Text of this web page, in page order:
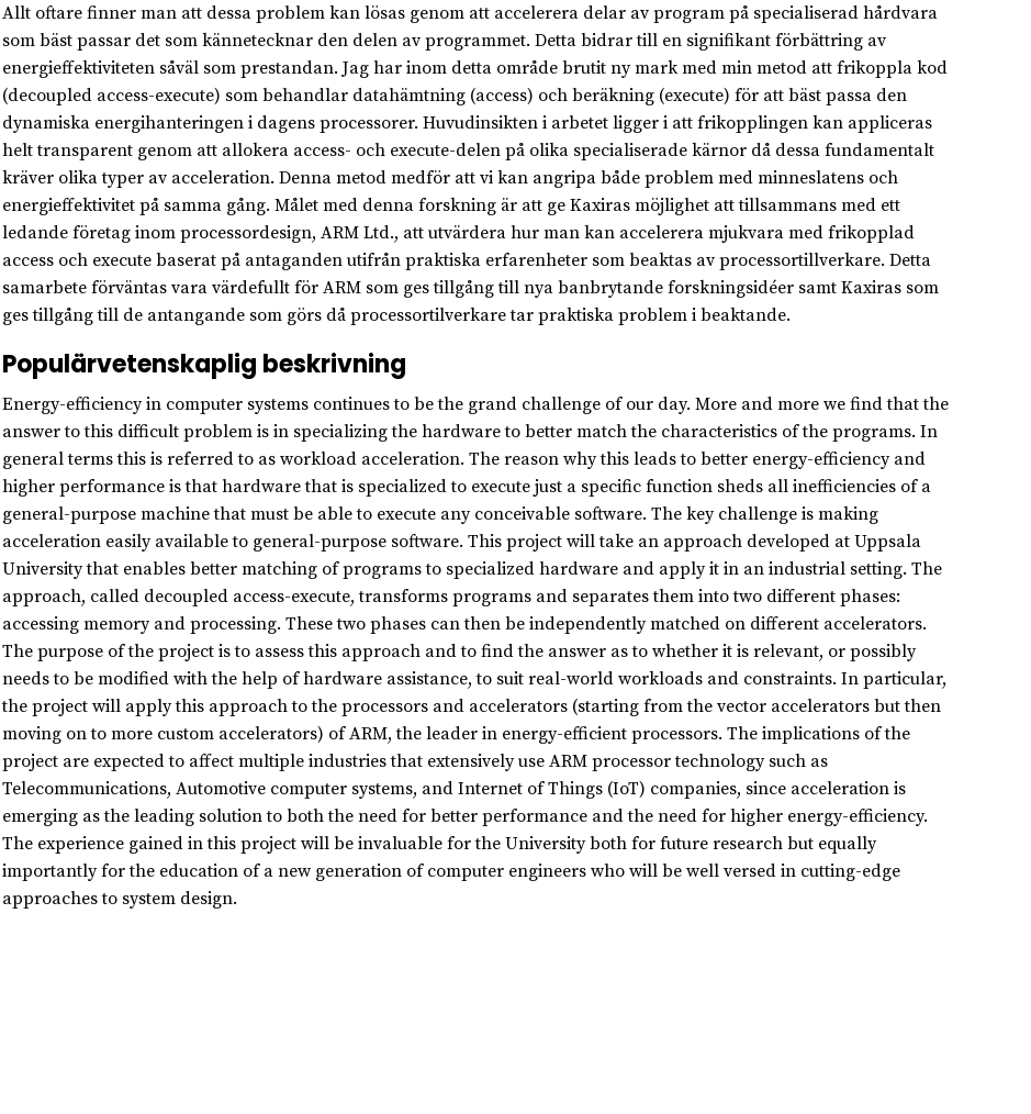
Allt oftare finner man att dessa problem kan lösas genom att accelerera delar av program på specialiserad hårdvara
som bäst passar det som kännetecknar den delen av programmet. Detta bidrar till en signifikant förbättring av
energieffektiviteten såväl som prestandan. Jag har inom detta område brutit ny mark med min metod att frikoppla kod
(decoupled access-execute) som behandlar datahämtning (access) och beräkning (execute) för att bäst passa den
dynamiska energihanteringen i dagens processorer. Huvudinsikten i arbetet ligger i att frikopplingen kan appliceras
helt transparent genom att allokera access- och execute-delen på olika specialiserade kärnor då dessa fundamentalt
kräver olika typer av acceleration. Denna metod medför att vi kan angripa både problem med minneslatens och
energieffektivitet på samma gång. Målet med denna forskning är att ge Kaxiras möjlighet att tillsammans med ett
ledande företag inom processordesign, ARM Ltd., att utvärdera hur man kan accelerera mjukvara med frikopplad
access och execute baserat på antaganden utifrån praktiska erfarenheter som beaktas av processortillverkare. Detta
samarbete förväntas vara värdefullt för ARM som ges tillgång till nya banbrytande forskningsidéer samt Kaxiras som
ges tillgång till de antangande som görs då processortilverkare tar praktiska problem i beaktande.
Populärvetenskaplig beskrivning
Energy-efficiency in computer systems continues to be the grand challenge of our day. More and more we find that the
answer to this difficult problem is in specializing the hardware to better match the characteristics of the programs. In
general terms this is referred to as workload acceleration. The reason why this leads to better energy-efficiency and
higher performance is that hardware that is specialized to execute just a specific function sheds all inefficiencies of a
general-purpose machine that must be able to execute any conceivable software. The key challenge is making
acceleration easily available to general-purpose software. This project will take an approach developed at Uppsala
University that enables better matching of programs to specialized hardware and apply it in an industrial setting. The
approach, called decoupled access-execute, transforms programs and separates them into two different phases:
accessing memory and processing. These two phases can then be independently matched on different accelerators.
The purpose of the project is to assess this approach and to find the answer as to whether it is relevant, or possibly
needs to be modified with the help of hardware assistance, to suit real-world workloads and constraints. In particular,
the project will apply this approach to the processors and accelerators (starting from the vector accelerators but then
moving on to more custom accelerators) of ARM, the leader in energy-efficient processors. The implications of the
project are expected to affect multiple industries that extensively use ARM processor technology such as
Telecommunications, Automotive computer systems, and Internet of Things (IoT) companies, since acceleration is
emerging as the leading solution to both the need for better performance and the need for higher energy-efficiency.
The experience gained in this project will be invaluable for the University both for future research but equally
importantly for the education of a new generation of computer engineers who will be well versed in cutting-edge
approaches to system design.